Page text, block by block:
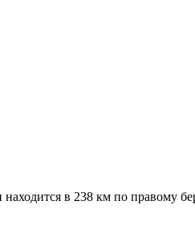
в 238 км по правому